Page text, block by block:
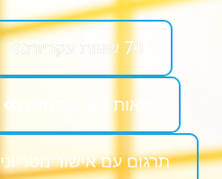
70 שפות עקריות
מאות סוגי מסמכים
תרגום עם אישור נוטריוני